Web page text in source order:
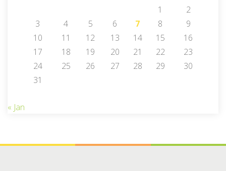
1
2
3
4 5 6 7 8
9
10
11 12 13 14 15
16
17
18 19 20 21 22
23
24
25 26 27 28 29
30
31
« Jan